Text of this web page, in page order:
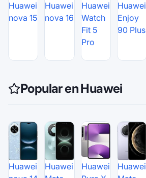
Huawei
nova 15
Huawei
nova 16
Huawei
Watch
Fit 5
Pro
Huawei
Enjoy
90 Plus
Popular en Huawei
Huawei
Huawei
Huawei
Huawei